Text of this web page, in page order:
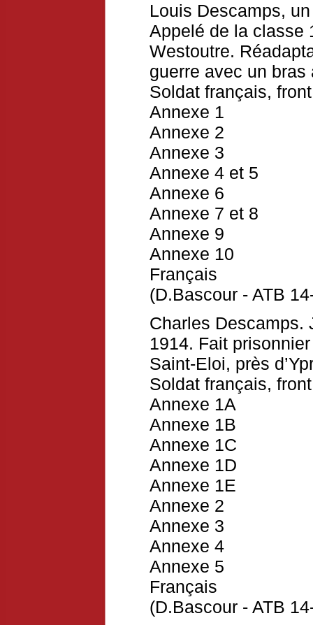
Louis Descamps,
Appelé de la classe
Westoutre.
guerre avec un
Soldat français,
Annexe 1
Annexe 2
Annexe 3
Annexe 4 et 5
Annexe 6
Annexe 7 et 8
Annexe 9
Annexe 10
Français
(D.Bascour - ATB
Charles Descamps.
1914. Fait
Saint-Eloi, près
Soldat français,
Annexe 1A
Annexe 1B
Annexe 1C
Annexe 1D
Annexe 1E
Annexe 2
Annexe 3
Annexe 4
Annexe 5
Français
(D.Bascour - ATB